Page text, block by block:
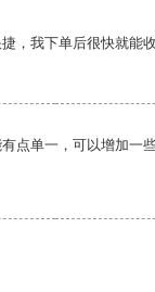
，我下单后很快就能收
点单一，可以增加一